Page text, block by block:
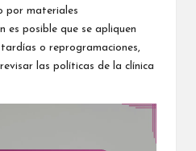
por materiales
es posible que se apliquen
o reprogramaciones,
las políticas de la clínica